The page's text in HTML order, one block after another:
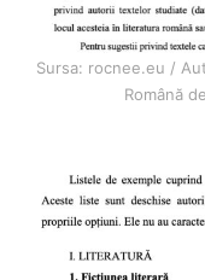
Sursa: rocnee.eu /
Română